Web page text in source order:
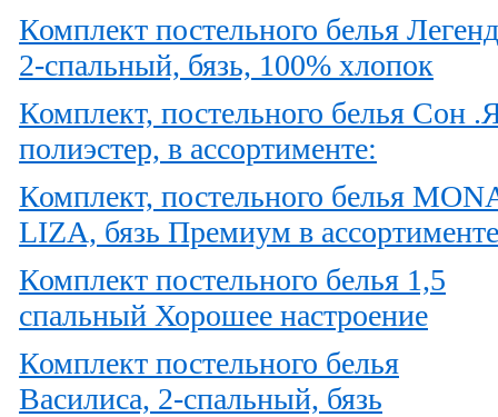
Комплект постельного белья
2-спальный, бязь, 100% хлопок
Комплект, постельного белья Сон
полиэстер, в ассортименте:
Комплект, постельного белья
LIZA, бязь Премиум в
Комплект постельного белья 1,5
спальный Хорошее настроение
Комплект постельного белья
Василиса, 2-спальный, бязь